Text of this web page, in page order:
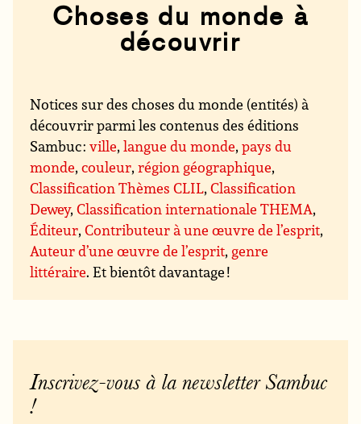
Choses du monde à
découvrir
Notices sur des choses du monde (entités) à
découvrir parmi les contenus des éditions
Sambuc :ville,langue du monde,pays du
monde,couleur,région géographique,
Classification Thèmes CLIL,Classification
Dewey,Classification internationale THEMA,
Éditeur,Contributeur à une œuvre de l’esprit,
Auteur d’une œuvre de l’esprit, genre
littéraire. Et bientôt davantage !
Inscrivez-vous à la newsletter Sambuc
!